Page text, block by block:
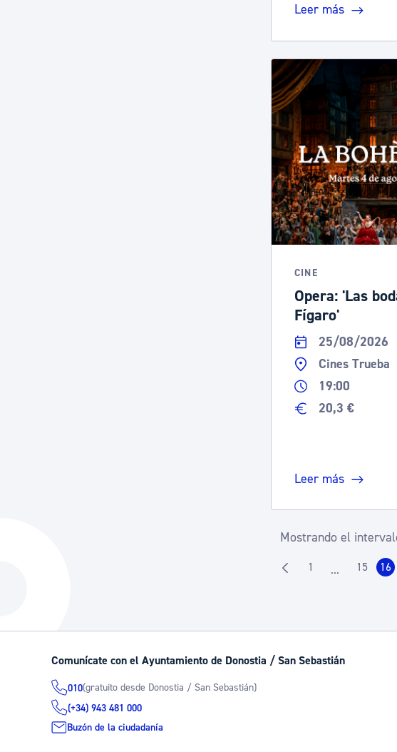
Leer más
CINE
Opera: 'Las
Fígaro'
25/08/2026
Cines Trueba
19:00
20,3 €
Leer más
Mostrando el
Página
1 ...PáginasPágina
15 16
Comunícate con el Ayuntamiento de Donostia / San Sebastián
010(gratuito desde Donostia / San Sebastián)
(+34) 943 481 000
Buzón de la ciudadanía